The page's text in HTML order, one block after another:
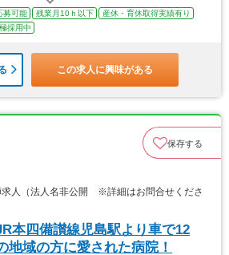
募可能 残業月10ｈ以下
産休・育休取得実績有り
採用中
この求人に興味がある
保存する
求人（法人名非公開 ※詳細はお問合せくださ
本四備讃線児島駅より車で12
域の方に愛された病院！